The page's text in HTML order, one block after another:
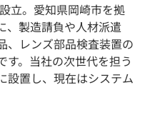
立。愛知県岡崎市を拠
、製造請負や人材派遣
、レンズ部品検査装置の
す。当社の次世代を担う
設置し、現在はシステム